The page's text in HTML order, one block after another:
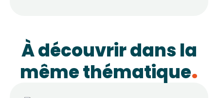
À découvrir dans la
même thématique